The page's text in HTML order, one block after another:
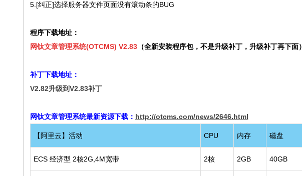
5.[纠正]选择服务器文件页面没有滚动条的BUG
程序下载地址：
网钛文章管理系统(OTCMS) V2.83（全新安装程序包，不是升级补丁，升级补丁再下面）
补丁下载地址：
V2.82升级到V2.83补丁
网钛文章管理系统最新资源下载： http://otcms.com/news/2646.html
【阿里云】活动 CPU 内存 磁盘
ECS 经济型 2核2G,4M宽带 2核 2GB 40GB